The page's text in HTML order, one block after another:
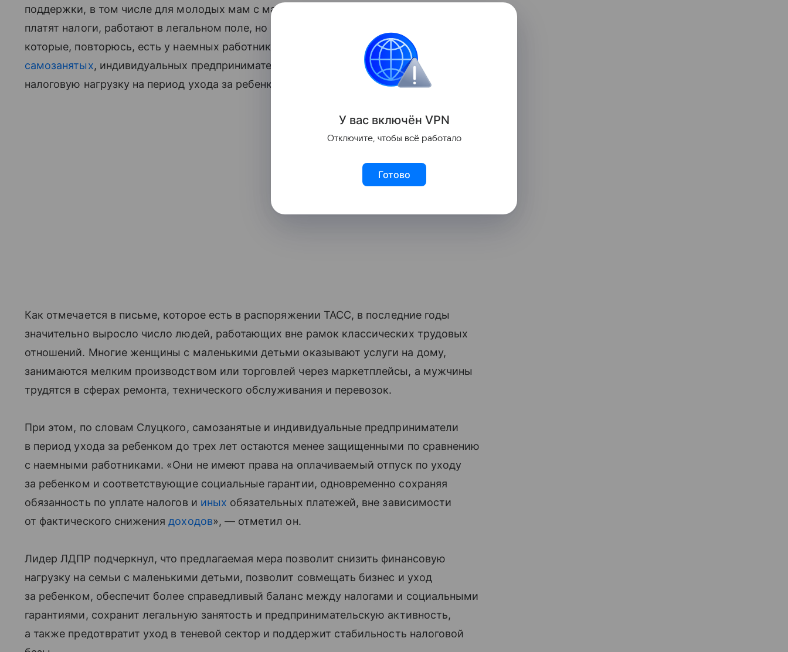
поддержки, в том числе для молодых мам с маленькими детьми, которые честно
платят налоги, работают в легальном поле, но при этом лишены базовых гарантий,
которые, повторюсь, есть у наемных работников. Надо временно освободить
самозанятых, индивидуальных предпринимателей от уплаты налога или снизить
налоговую нагрузку на период ухода за ребенком до трех лет», — сказал Слуцкий.
Как отмечается в письме, которое есть в распоряжении ТАСС, в последние годы
значительно выросло число людей, работающих вне рамок классических трудовых
отношений. Многие женщины с маленькими детьми оказывают услуги на дому,
занимаются мелким производством или торговлей через маркетплейсы, а мужчины
трудятся в сферах ремонта, технического обслуживания и перевозок.
При этом, по словам Слуцкого, самозанятые и индивидуальные предприниматели
в период ухода за ребенком до трех лет остаются менее защищенными по сравнению
с наемными работниками. «Они не имеют права на оплачиваемый отпуск по уходу
за ребенком и соответствующие социальные гарантии, одновременно сохраняя
обязанность по уплате налогов и иных обязательных платежей, вне зависимости
от фактического снижениядоходов», — отметил он.
Лидер ЛДПР подчеркнул, что предлагаемая мера позволит снизить финансовую
нагрузку на семьи с маленькими детьми, позволит совмещать бизнес и уход
за ребенком, обеспечит более справедливый баланс между налогами и социальными
гарантиями, сохранит легальную занятость и предпринимательскую активность,
а также предотвратит уход в теневой сектор и поддержит стабильность налоговой
У вас включён VPN
Отключите, чтобы всё работало
Готово